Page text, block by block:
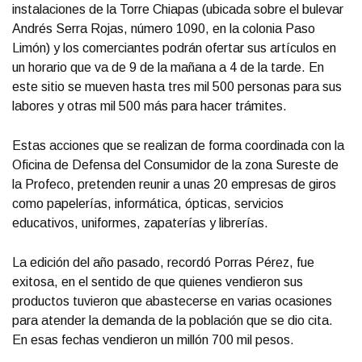
instalaciones de la Torre Chiapas (ubicada sobre el bulevar
Andrés Serra Rojas, número 1090, en la colonia Paso
Limón) y los comerciantes podrán ofertar sus artículos en
un horario que va de 9 de la mañana a 4 de la tarde. En
este sitio se mueven hasta tres mil 500 personas para sus
labores y otras mil 500 más para hacer trámites.
Estas acciones que se realizan de forma coordinada con la
Oficina de Defensa del Consumidor de la zona Sureste de
la Profeco, pretenden reunir a unas 20 empresas de giros
como papelerías, informática, ópticas, servicios
educativos, uniformes, zapaterías y librerías.
La edición del año pasado, recordó Porras Pérez, fue
exitosa, en el sentido de que quienes vendieron sus
productos tuvieron que abastecerse en varias ocasiones
para atender la demanda de la población que se dio cita.
En esas fechas vendieron un millón 700 mil pesos.